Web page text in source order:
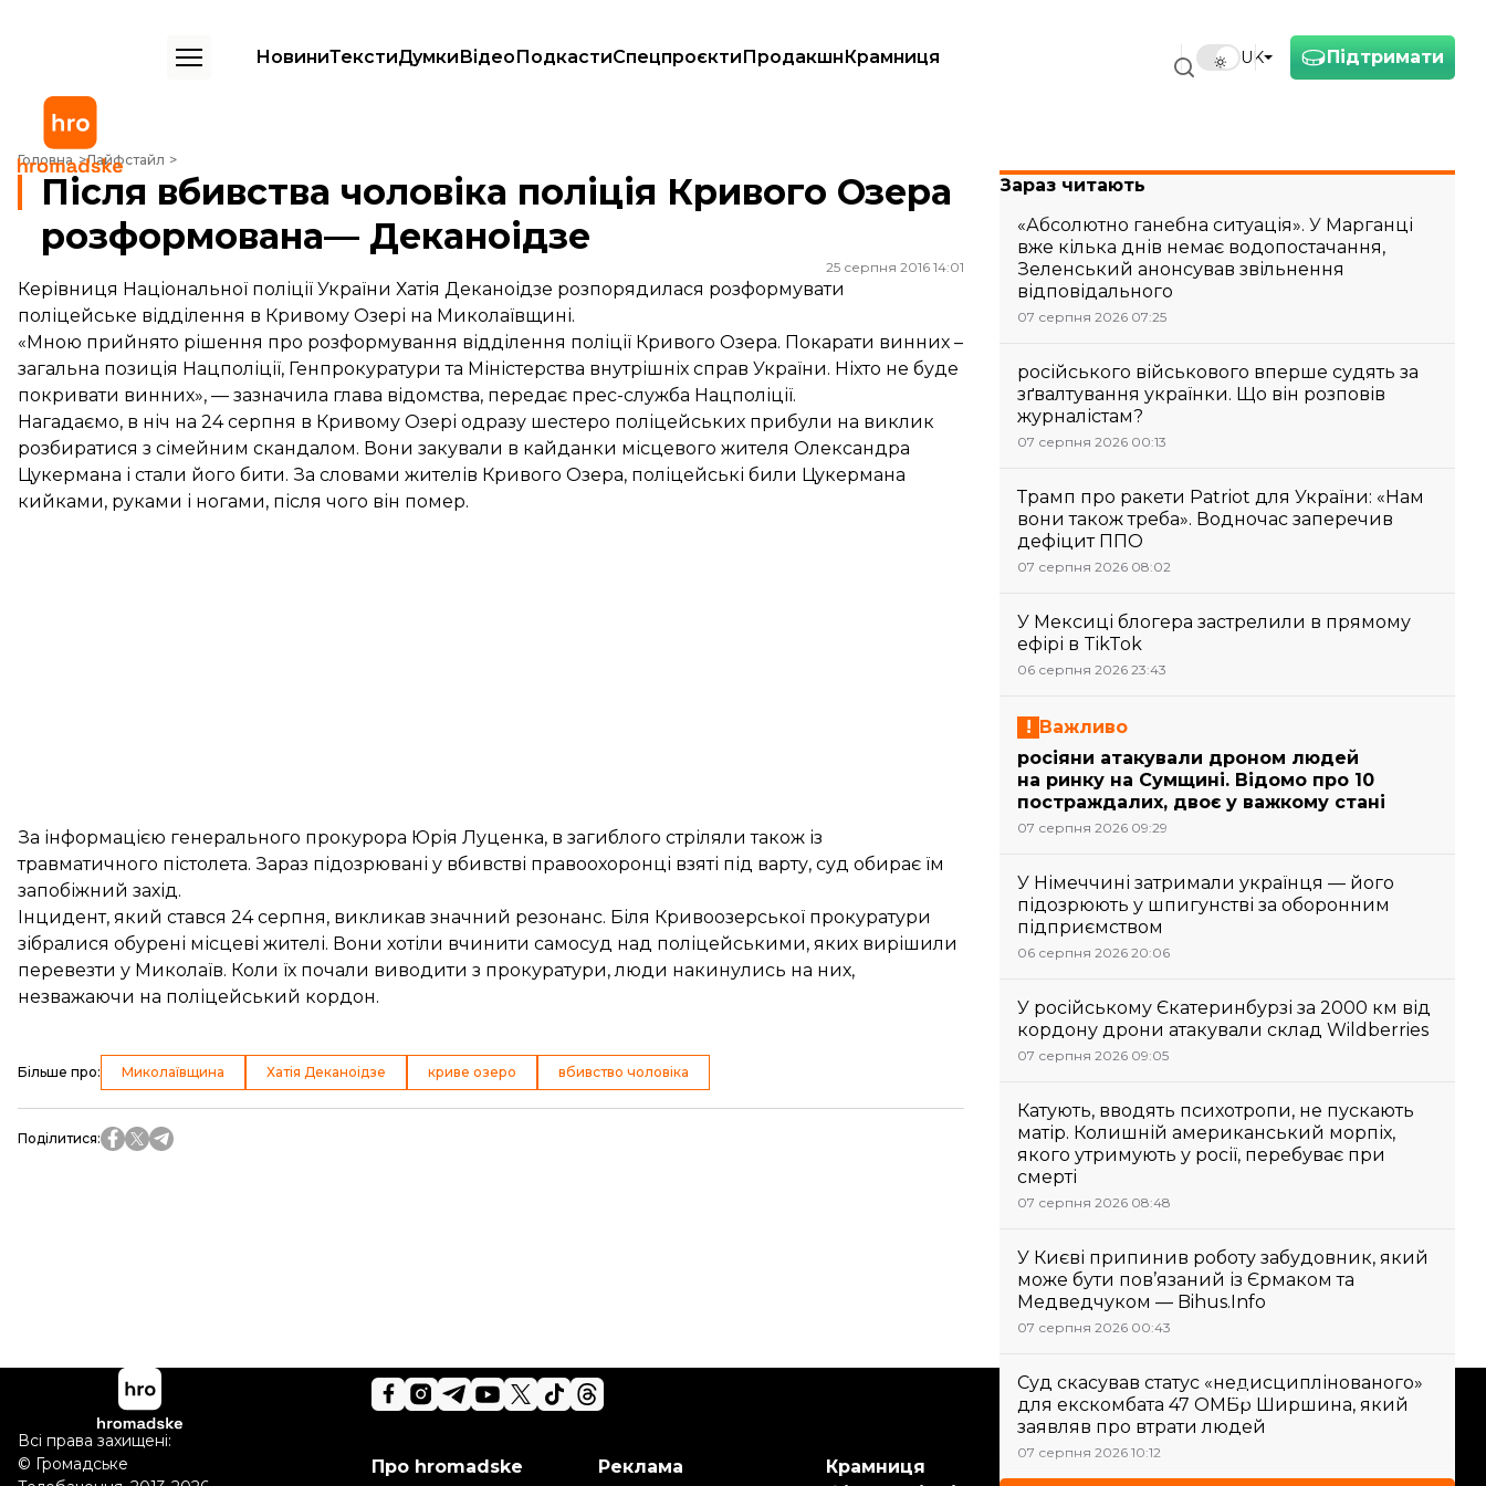
Підтримати
UK
НовиниТекстиДумкиВідеоПодкастиСпецпроєктиПродакшнКрамниця
Головна Лайфстайл
Після вбивства чоловіка поліція Кривого Озера розформована— Деканоідзе
Після вбивства чоловіка поліція Кривого Озера
розформована— Деканоідзе
25 серпня 2016 14:01
Керівниця Національної поліції України Хатія Деканоідзе розпорядилася розформувати
поліцейське відділення в Кривому Озері на Миколаївщині.
«Мною прийнято рішення про розформування відділення поліції Кривого Озера. Покарати винних –
загальна позиція Нацполіції, Генпрокуратури та Міністерства внутрішніх справ України. Ніхто не буде
покривати винних», — зазначила глава відомства, передає прес-служба Нацполіції.
Нагадаємо, в ніч на 24 серпня в Кривому Озері одразу шестеро поліцейських прибули на виклик
розбиратися з сімейним скандалом. Вони закували в кайданки місцевого жителя Олександра
Цукермана і стали його бити. За словами жителів Кривого Озера, поліцейські били Цукермана
кийками, руками і ногами, після чого він помер.
За інформацією генерального прокурора Юрія Луценка, в загиблого стріляли також із
травматичного пістолета. Зараз підозрювані у вбивстві правоохоронці взяті під варту, суд обирає їм
запобіжний захід.
Інцидент, який стався 24 серпня, викликав значний резонанс. Біля Кривоозерської прокуратури
зібралися обурені місцеві жителі. Вони хотіли вчинити самосуд над поліцейськими, яких вирішили
перевезти у Миколаїв. Коли їх почали виводити з прокуратури, люди накинулись на них,
незважаючи на поліцейський кордон.
Більше про: Миколаївщина Хатія Деканоідзе криве озеро вбивство чоловіка
Поділитися:
Зараз читають
«Абсолютно ганебна ситуація». У Марганці
вже кілька днів немає водопостачання,
Зеленський анонсував звільнення
відповідального
07 серпня 2026 07:25
російського військового вперше судять за
зґвалтування українки. Що він розповів
журналістам?
07 серпня 2026 00:13
Трамп про ракети Patriot для України: «Нам
вони також треба». Водночас заперечив
дефіцит ППО
07 серпня 2026 08:02
У Мексиці блогера застрелили в прямому
ефірі в TikTok
06 серпня 2026 23:43
Важливо
росіяни атакували дроном людей
на ринку на Сумщині. Відомо про 10
постраждалих, двоє у важкому стані
07 серпня 2026 09:29
У Німеччині затримали українця — його
підозрюють у шпигунстві за оборонним
підприємством
06 серпня 2026 20:06
У російському Єкатеринбурзі за 2000 км від
кордону дрони атакували склад Wildberries
07 серпня 2026 09:05
Катують, вводять психотропи, не пускають
матір. Колишній американський морпіх,
якого утримують у росії, перебуває при
смерті
07 серпня 2026 08:48
У Києві припинив роботу забудовник, який
може бути пов’язаний із Єрмаком та
Медведчуком — Bihus.Info
07 серпня 2026 00:43
Суд скасував статус «недисциплінованого»
для екскомбата 47 ОМБр Ширшина, який
заявляв про втрати людей
07 серпня 2026 10:12
Підтримати
Про hromadske
Реклама
Крамниця
Всі права захищені:
© Громадське